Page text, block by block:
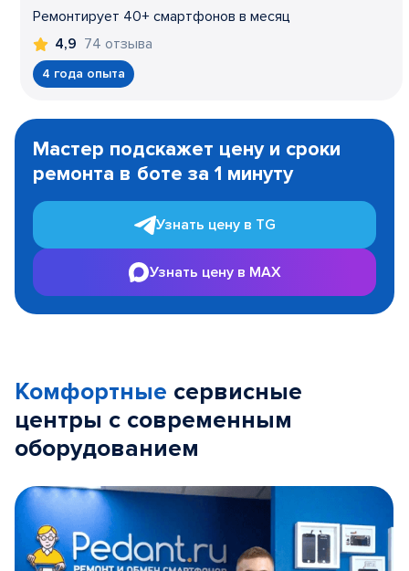
Ремонтирует 40+ смартфонов в месяц
4,9 74 отзыва
4 года опыта
1
Мастер подскажет цену и сроки
ремонта в боте за 1 минуту
Узнать цену в TG
Узнать цену в MAX
Комфортные сервисные
центры с современным
оборудованием